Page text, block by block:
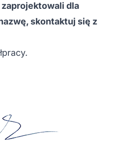
dla
skontaktuj się z